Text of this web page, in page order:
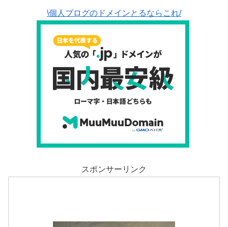
\個人ブログのドメインとるならこれ/
スポンサーリンク